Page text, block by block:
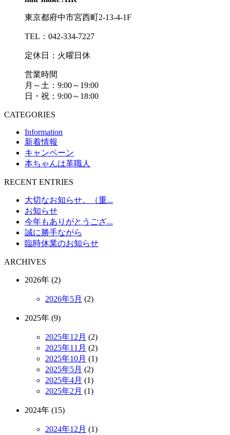
東京都府中市宮西町2-13-4-1F
TEL：042-334-7227
定休日：火曜日休
営業時間
月～土：9:00～19:00
日・祝：9:00～18:00
CATEGORIES
Information
新着情報
キャンペーン
本ちゃんは革職人
RECENT ENTRIES
大切なお知らせ。（重...
お知らせ
今年もありがとうござ...
誠に勝手ながら
臨時休業のお知らせ
ARCHIVES
2026年 (2)
2026年5月 (2)
2025年 (9)
2025年12月 (2)
2025年11月 (2)
2025年10月 (1)
2025年5月 (2)
2025年4月 (1)
2025年2月 (1)
2024年 (15)
2024年12月 (1)